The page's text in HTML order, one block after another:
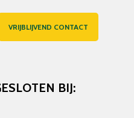
VRIJBLIJVEND CONTACT
BIJ: